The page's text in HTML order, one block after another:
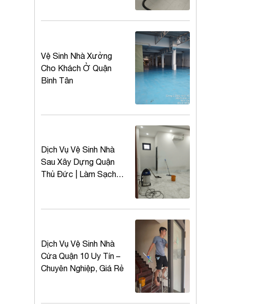
Vệ Sinh Nhà Xưởng
Cho Khách Ở Quận
Bình Tân
Dịch Vụ Vệ Sinh Nhà
Sau Xây Dựng Quận
Thủ Đức | Làm Sạch
Dịch Vụ Vệ Sinh Nhà
Cửa Quận 10 Uy Tín –
Chuyên Nghiệp, Giá Rẻ